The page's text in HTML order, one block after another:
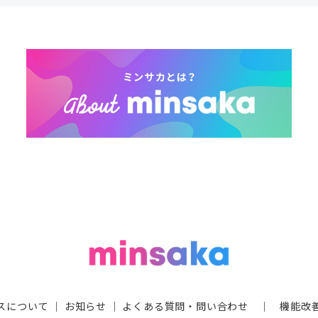
について ｜ お知らせ ｜ よくある質問・問い合わせ ｜機能改